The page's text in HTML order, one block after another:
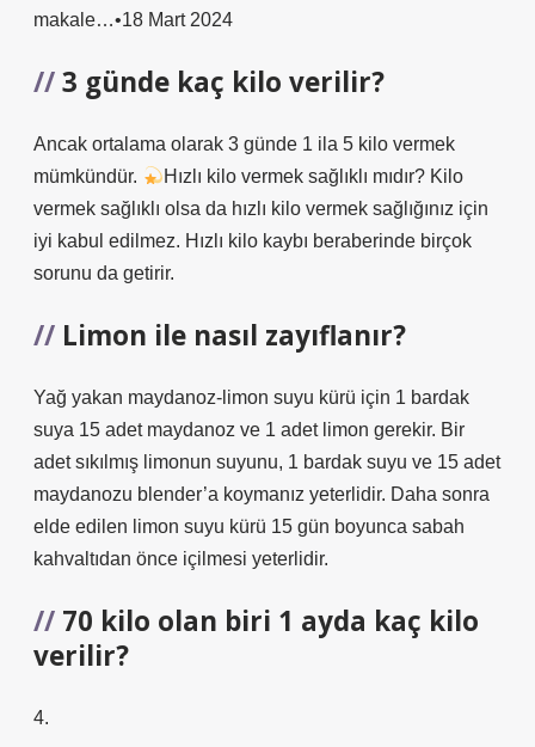
makale…•18 Mart 2024
3 günde kaç kilo verilir?
Ancak ortalama olarak 3 günde 1 ila 5 kilo vermek
mümkündür.
Hızlı kilo vermek sağlıklı mıdır? Kilo
vermek sağlıklı olsa da hızlı kilo vermek sağlığınız için
iyi kabul edilmez. Hızlı kilo kaybı beraberinde birçok
sorunu da getirir.
Limon ile nasıl zayıflanır?
Yağ yakan maydanoz-limon suyu kürü için 1 bardak
suya 15 adet maydanoz ve 1 adet limon gerekir. Bir
adet sıkılmış limonun suyunu, 1 bardak suyu ve 15 adet
maydanozu blender’a koymanız yeterlidir. Daha sonra
elde edilen limon suyu kürü 15 gün boyunca sabah
kahvaltıdan önce içilmesi yeterlidir.
70 kilo olan biri 1 ayda kaç kilo
verilir?
4.